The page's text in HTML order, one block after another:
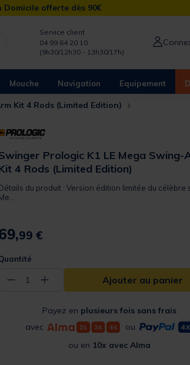
offerte dès 90€
Service client
04 99 64 20 10
(9h30/12h30 - 13h30/17h)
Mouche Navigation Equipement
Kit 4 Rods (Limited Edition)
Prologic K1 LE Mega Swing-
4 Rods (Limited Edition)
du produit : Version édition limitée du célèbre
99 €
− 1 + Ajouter au panier
Payez en plusieurs fois sans frais
avec
ou
ou en 10x avec Alma